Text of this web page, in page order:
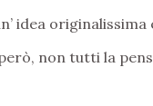
idea originalissima
non tutti la